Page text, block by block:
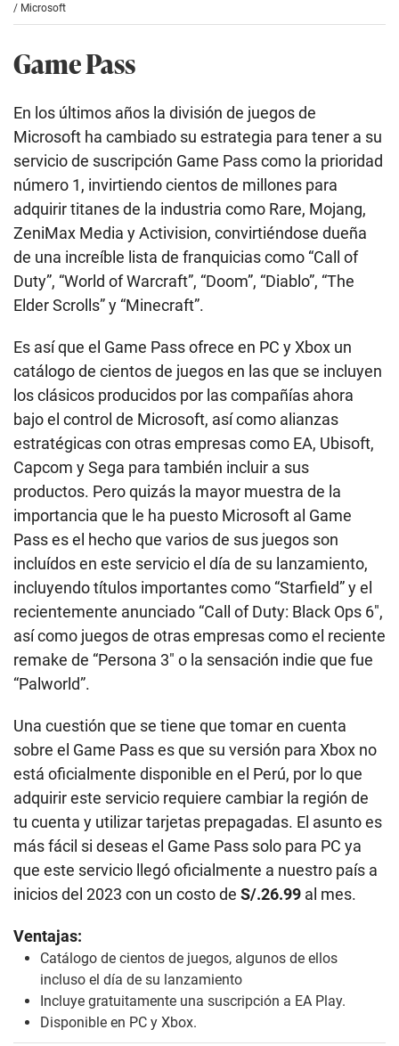
/ Microsoft
Game Pass
En los últimos años la división de juegos de
Microsoft ha cambiado su estrategia para tener a su
servicio de suscripción Game Pass como la prioridad
número 1, invirtiendo cientos de millones para
adquirir titanes de la industria como Rare, Mojang,
ZeniMax Media y Activision, convirtiéndose dueña
de una increíble lista de franquicias como “Call of
Duty”, “World of Warcraft”, “Doom”, “Diablo”, “The
Elder Scrolls” y “Minecraft”.
Es así que el Game Pass ofrece en PC y Xbox un
catálogo de cientos de juegos en las que se incluyen
los clásicos producidos por las compañías ahora
bajo el control de Microsoft, así como alianzas
estratégicas con otras empresas como EA, Ubisoft,
Capcom y Sega para también incluir a sus
productos. Pero quizás la mayor muestra de la
importancia que le ha puesto Microsoft al Game
Pass es el hecho que varios de sus juegos son
incluídos en este servicio el día de su lanzamiento,
incluyendo títulos importantes como “Starfield” y el
recientemente anunciado “Call of Duty: Black Ops 6″,
así como juegos de otras empresas como el reciente
remake de “Persona 3″ o la sensación indie que fue
“Palworld”.
Una cuestión que se tiene que tomar en cuenta
sobre el Game Pass es que su versión para Xbox no
está oficialmente disponible en el Perú, por lo que
adquirir este servicio requiere cambiar la región de
tu cuenta y utilizar tarjetas prepagadas. El asunto es
más fácil si deseas el Game Pass solo para PC ya
que este servicio llegó oficialmente a nuestro país a
inicios del 2023 con un costo de S/.26.99 al mes.
Ventajas:
Catálogo de cientos de juegos, algunos de ellos
incluso el día de su lanzamiento
Incluye gratuitamente una suscripción a EA Play.
Disponible en PC y Xbox.